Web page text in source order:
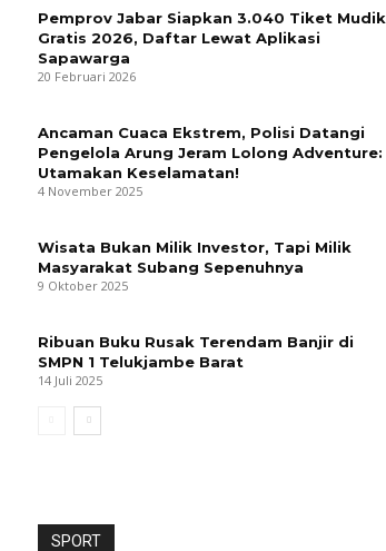
Pemprov Jabar Siapkan 3.040 Tiket Mudik
Gratis 2026, Daftar Lewat Aplikasi
Sapawarga
20 Februari 2026
Ancaman Cuaca Ekstrem, Polisi Datangi
Pengelola Arung Jeram Lolong Adventure:
Utamakan Keselamatan!
4 November 2025
Wisata Bukan Milik Investor, Tapi Milik
Masyarakat Subang Sepenuhnya
9 Oktober 2025
Ribuan Buku Rusak Terendam Banjir di
SMPN 1 Telukjambe Barat
14 Juli 2025
SPORT